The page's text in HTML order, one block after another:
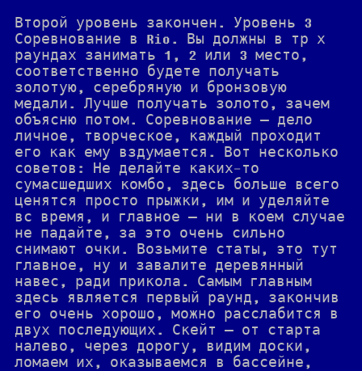
Второй уровень закончен. Уровень 3
Соревнование в Rio. Вы должны в тр х
раундах занимать 1, 2 или 3 место,
соответственно будете получать
золотую, серебряную и бронзовую
медали. Лучше получать золото, зачем
объясню потом. Соревнование — дело
личное, творческое, каждый проходит
его как ему вздумается. Вот несколько
советов: Не делайте каких-то
сумасшедших комбо, здесь больше всего
ценятся просто прыжки, им и уделяйте
вс время, и главное — ни в коем случае
не падайте, за это очень сильно
снимают очки. Возьмите статы, это тут
главное, ну и завалите деревянный
навес, ради прикола. Самым главным
здесь является первый раунд, закончив
его очень хорошо, можно расслабится в
двух последующих. Скейт — от старта
налево, через дорогу, видим доски,
ломаем их, оказываемся в бассейне,